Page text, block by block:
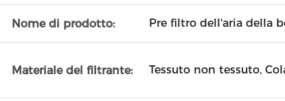
Nome di prodotto: Pre filtro dell'aria della
Materiale del filtrante: Tessuto non tessuto,